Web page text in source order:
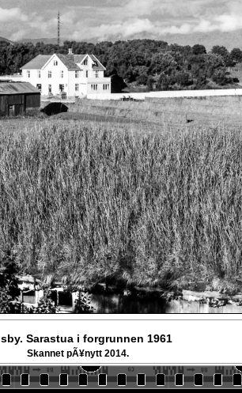
Sarastua i forgrunnen 1961
Skannet pÃ¥nytt 2014.